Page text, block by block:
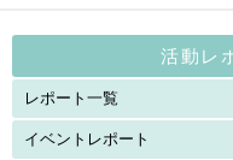
活動レ
レポート一覧
イベントレポート